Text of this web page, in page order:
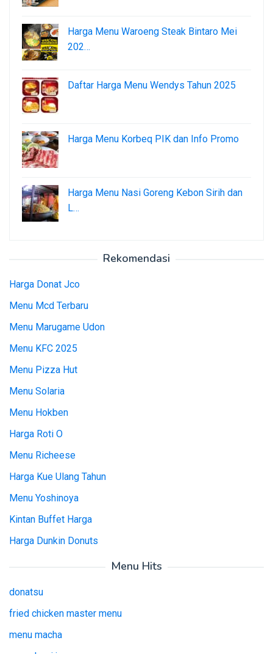
Harga Menu Waroeng Steak Bintaro Mei
202…
Daftar Harga Menu Wendys Tahun 2025
Harga Menu Korbeq PIK dan Info Promo
Harga Menu Nasi Goreng Kebon Sirih dan
L…
Rekomendasi
Harga Donat Jco
Menu Mcd Terbaru
Menu Marugame Udon
Menu KFC 2025
Menu Pizza Hut
Menu Solaria
Menu Hokben
Harga Roti O
Menu Richeese
Harga Kue Ulang Tahun
Menu Yoshinoya
Kintan Buffet Harga
Harga Dunkin Donuts
Menu Hits
donatsu
fried chicken master menu
menu macha